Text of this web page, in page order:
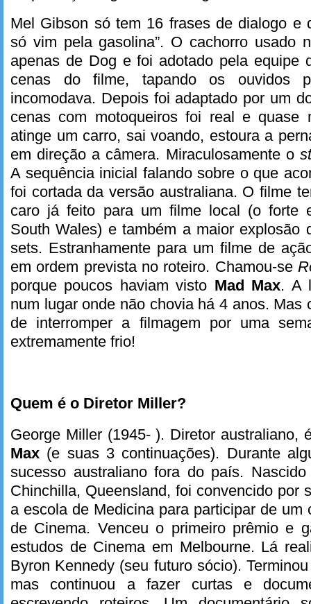
Mel Gibson só tem 16 frases de dialogo e
só vim pela gasolina”. O cachorro usado
apenas de Dog e foi adotado pela equipe
cenas do filme, tapando os ouvidos
incomodava. Depois foi adaptado por um
cenas com motoqueiros foi real e quase
atinge um carro, sai voando, estoura a
em direção a câmera. Miraculosamente o
A sequência inicial falando sobre o que
foi cortada da versão australiana. O filme
caro já feito para um filme local (o forte
South Wales) e também a maior explosão
sets. Estranhamente para um filme de
em ordem prevista no roteiro. Chamou-se
porque poucos haviam visto Mad Max. A
num lugar onde não chovia há 4 anos. Mas
de interromper a filmagem por uma
extremamente frio!
Quem é o Diretor Miller?
George Miller (1945- ). Diretor australiano,
Max (e suas 3 continuações). Durante
sucesso australiano fora do país.
Chinchilla, Queensland, foi convencido por
a escola de Medicina para participar de um
de Cinema. Venceu o primeiro prêmio e
estudos de Cinema em Melbourne. Lá
Byron Kennedy (seu futuro sócio).
mas continuou a fazer curtas e